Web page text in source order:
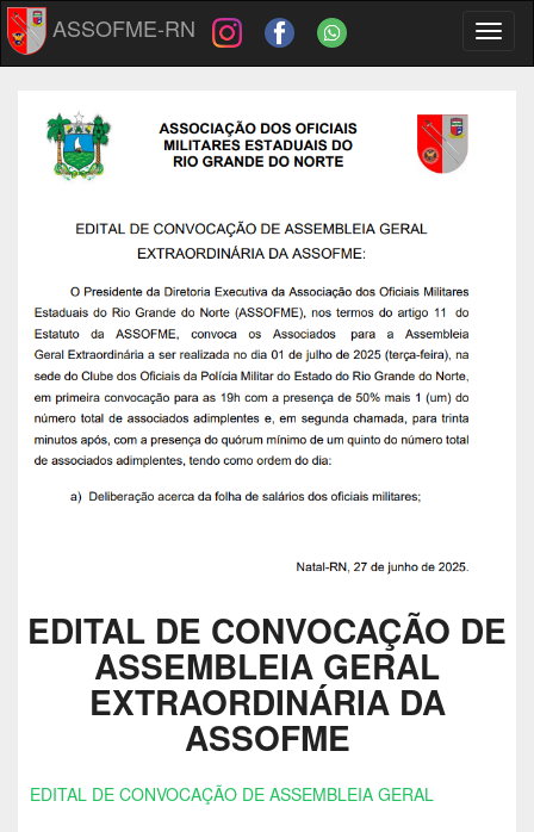
ASSOFME-RN
EDITAL DE CONVOCAÇÃO DE
ASSEMBLEIA GERAL
EXTRAORDINÁRIA DA
ASSOFME
EDITAL DE CONVOCAÇÃO DE ASSEMBLEIA GERAL